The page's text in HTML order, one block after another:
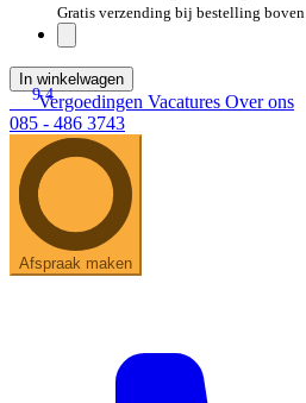
Gratis verzending bij bestelling boven
In winkelwagen
9.4
Vergoedingen Vacatures Over ons
085 - 486 3743
Afspraak maken